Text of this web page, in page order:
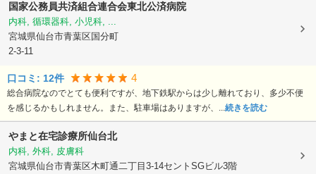
国家公務員共済組合連合会東北公済病院
内科, 循環器科, 小児科, ...
宮城県仙台市青葉区 国分町
2-3-11
口コミ: 12件 4
総合病院なのでとても便利ですが、地下鉄駅からは少し離れており、多少不便
を感じるかもしれません。また、駐車場はありますが、...続きを読む
やまと在宅診療所仙台北
内科, 外科, 皮膚科
宮城県仙台市青葉区木町通二丁目3-14セントSGビル3階